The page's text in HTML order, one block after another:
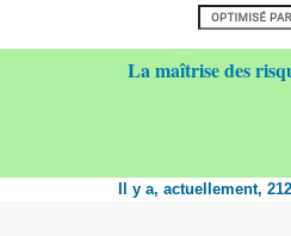
La maîtrise des
Il y a, actuellement,